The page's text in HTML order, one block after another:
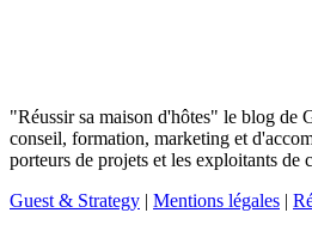
"Réussir sa maison d'hôtes" le blog de
conseil, formation, marketing et
porteurs de projets et les exploitants de
Guest & Strategy | Mentions légales |